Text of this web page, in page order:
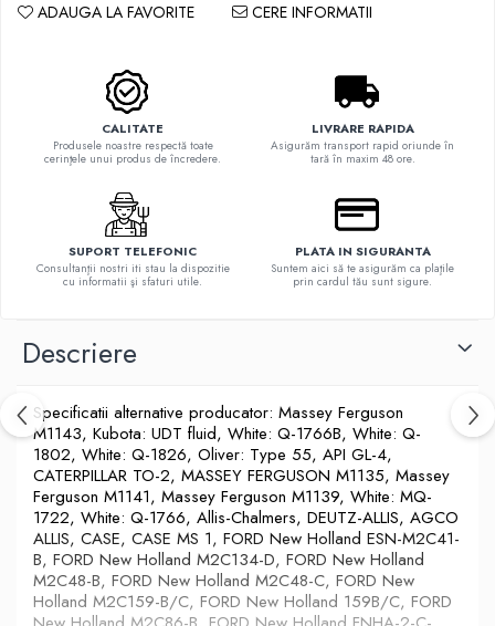
ADAUGA LA FAVORITE CERE INFORMATII
CALITATE
Produsele noastre respectă toate
cerinţele unui produs de încredere.
LIVRARE RAPIDA
Asigurăm transport rapid oriunde în
tară în maxim 48 ore.
SUPORT TELEFONIC
Consultanţii nostri iti stau la dispozitie
cu informatii şi sfaturi utile.
PLATA IN SIGURANTA
Suntem aici să te asigurăm ca plaţile
prin cardul tău sunt sigure.
Descriere
Specificatii alternative producator: Massey Ferguson
M1143, Kubota: UDT fluid, White: Q-1766B, White: Q-
1802, White: Q-1826, Oliver: Type 55, API GL-4,
CATERPILLAR TO-2, MASSEY FERGUSON M1135, Massey
Ferguson M1141, Massey Ferguson M1139, White: MQ-
1722, White: Q-1766, Allis-Chalmers, DEUTZ-ALLIS, AGCO
ALLIS, CASE, CASE MS 1, FORD New Holland ESN-M2C41-
B, FORD New Holland M2C134-D, FORD New Holland
M2C48-B, FORD New Holland M2C48-C, FORD New
Holland M2C159-B/C, FORD New Holland 159B/C, FORD